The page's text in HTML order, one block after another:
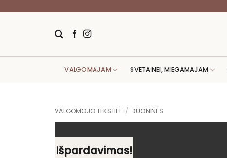
VALGOMAJAM SVETAINEI, MIEGAMAJAM
VALGOMOJO TEKSTILĖ / DUONINĖS
Išpardavimas!